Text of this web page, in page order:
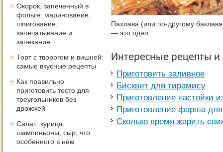
Пахлава (или по-другому
— это одно...
Интересные рецепты
Приготовить заливное
Биcквит для тирамису
Приготовление настойки
Приготовление фарша для
Сколько время жарить
Окорок, запеченный в
фольге: маринование,
шпигование,
запечатывание и
запекание
Торт с творогом и вишней:
самые вкусные рецепты
Как правильно
приготовить тесто для
треугольников без
дрожжей
Салат: курица,
шампиньоны, сыр, что
особенного в нём